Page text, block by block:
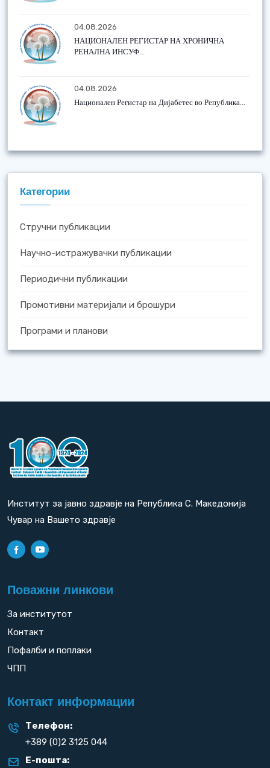
04.08.2026
НАЦИОНАЛЕН РЕГИСТАР НА ХРОНИЧНА
РЕНАЛНА ИНСУФ...
04.08.2026
Национален Регистар на Дијабетес во Република...
Категории
Стручни публикации
Научно-истражувачки публикации
Периодични публикации
Промотивни материјали и брошури
Програми и планови
Институт за јавно здравје на Република С. Македонија
Чувар на Вашето здравје
Поважни линкови
За институтот
Контакт
Пофалби и поплаки
ЧПП
Контакт информации
Телефон:
+389 (0)2 3125 044
Е-пошта: